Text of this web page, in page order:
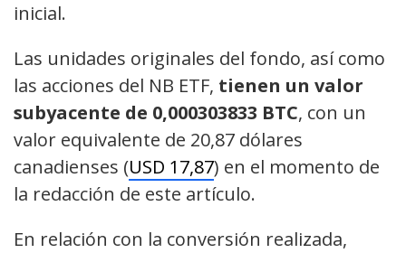
inicial.
Las unidades originales del fondo, así como
las acciones del NB ETF, tienen un valor
subyacente de 0,000303833 BTC, con un
valor equivalente de 20,87 dólares
canadienses (USD 17,87) en el momento de
la redacción de este artículo.
En relación con la conversión realizada,